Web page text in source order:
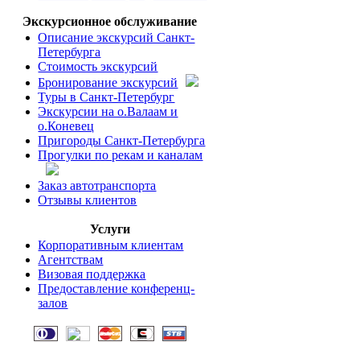
Экскурсионное обслуживание
Описание экскурсий Санкт-
Петербурга
Стоимость экскурсий
Бронирование экскурсий
Туры в Санкт-Петербург
Экскурсии на о.Валаам и
о.Коневец
Пригороды Санкт-Петербурга
Прогулки по рекам и каналам
Заказ автотранспорта
Отзывы клиентов
Услуги
Корпоративным клиентам
Агентствам
Визовая поддержка
Предоставление конференц-
залов